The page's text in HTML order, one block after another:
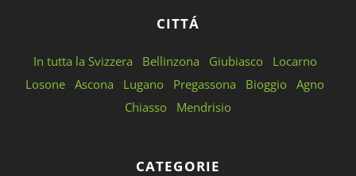
CITTÁ
In tutta la Svizzera Bellinzona Giubiasco
Locarno
Losone Ascona Lugano Pregassona Bioggio Agno
Chiasso
Mendrisio
CATEGORIE